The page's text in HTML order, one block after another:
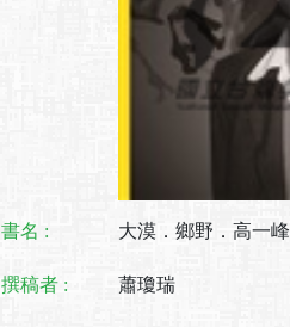
書名 : 大漠．鄉野．高一峰
撰稿者 : 蕭瓊瑞